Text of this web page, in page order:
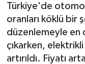
Türkiye'de
oranları köklü bir
düzenlemeyle en
çıkarken,
artırıldı. Fiyatı
Tüm
Son Dakika
Haber Arşivi